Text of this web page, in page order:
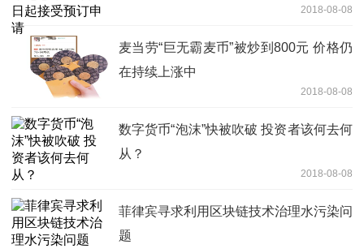
2018-08-08
麦当劳“巨无霸麦币”被炒到800元 价格仍
在持续上涨中
2018-08-08
数字货币“泡沫”快被吹破 投资者该何去何
从？
2018-08-08
菲律宾寻求利用区块链技术治理水污染问
题